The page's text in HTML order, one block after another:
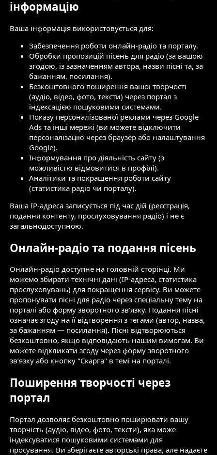
інформацію
Ваша інформація використовується для:
Забезпечення роботи онлайн-радіо та порталу.
Обробки пропозицій пісень для радіо (за вашою
згодою, із зазначенням автора, назви пісні та, за
бажанням, посилання).
Безкоштовного поширення вашої творчості
(аудіо, відео, фото, тексти) через портал з
індексацією пошуковими системами.
Показу персоналізованої реклами через Google
Ads та інші мережі (ви можете відключити
персоналізацію через браузер або налаштування
Google).
Інформування про діяльність сайту (з
можливістю відмовитися в профілі).
Аналітики та покращення роботи сайту
(статистика радіо чи порталу).
Ваша IP-адреса записується під час дій (реєстрація,
подання контенту, прослуховування радіо) і не є
загальнодоступною.
Онлайн-радіо та подання пісень
Онлайн-радіо доступне на головній сторінці. Ми
можемо збирати технічні дані (IP-адреса, статистика
прослуховувань) для покращення сервісу. Ви можете
пропонувати пісні для радіо через спеціальну тему на
порталі або форму зворотного зв’язку. Подання пісні
означає згоду на її відтворення з тегами (автор, назва,
за бажанням — посилання). Пісні відтворюються
безкоштовно, якщо відповідають нашим вимогам. Ви
можете відкликати згоду через форму зворотного
зв’язку або кнопку "Скарга" в темі на порталі.
Поширення творчості через
портал
Портал дозволяє безкоштовно поширювати вашу
творчість (аудіо, відео, фото, тексти), яка може
індексуватися пошуковими системами для
просування. Ви зберігаєте авторські права, але надаєте